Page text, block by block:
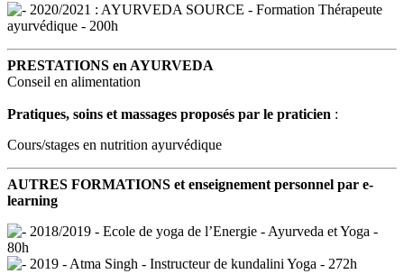
2020/2021 : AYURVEDA SOURCE - Formation Thérapeute
ayurvédique - 200h
PRESTATIONS en AYURVEDA
Conseil en alimentation
Pratiques, soins et massages proposés par le praticien :
Cours/stages en nutrition ayurvédique
AUTRES FORMATIONS et enseignement personnel par e-
learning
2018/2019 - Ecole de yoga de l’Energie - Ayurveda et Yoga -
80h
2019 - Atma Singh - Instructeur de kundalini Yoga - 272h